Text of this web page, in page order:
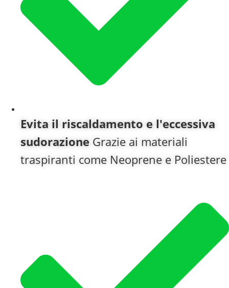
Evita il riscaldamento e l'eccessiva
sudorazione Grazie ai materiali
traspiranti come Neoprene e Poliestere